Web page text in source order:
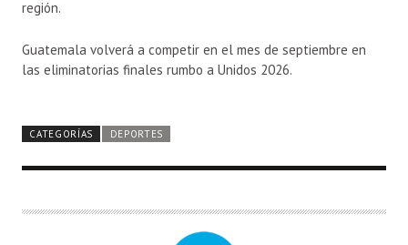
región.
Guatemala volverá a competir en el mes de septiembre en
las eliminatorias finales rumbo a Unidos 2026.
CATEGORÍAS DEPORTES